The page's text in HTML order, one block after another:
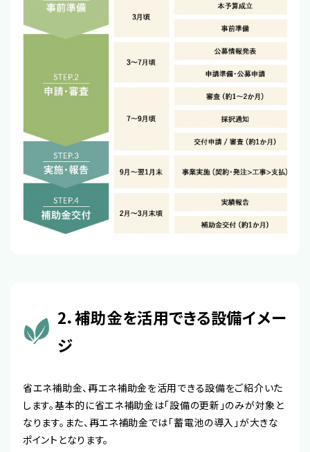
2．補助金を活用できる設備イメー
ジ
省エネ補助金、再エネ補助金を活用できる設備をご紹介いた
します。基本的に省エネ補助金は「設備の更新」のみが対象と
なります。また、再エネ補助金では「蓄電池の導入」が大きな
ポイントとなります。